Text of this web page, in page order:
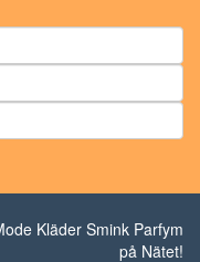
Kläder Smink Parfym
på Nätet!